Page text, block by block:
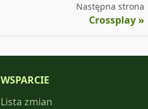
Następna strona
Crossplay
WSPARCIE
Lista zmian